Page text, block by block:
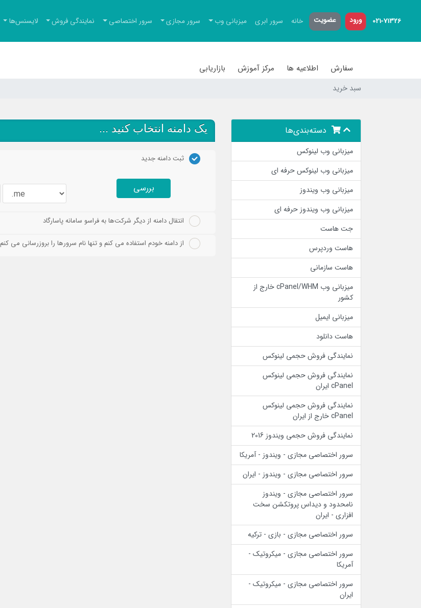
021-71326 ورود عضویت خانه سرور ابری میزبانی وب سرور مجازی سرور اختصاصی نمایندگی فروش لایسنس‌ها
سفارش اطلاعیه ها مرکز آموزش بازاریابی
سبد خرید
دسته‌بندی‌ها
میزبانی وب لینوکس
میزبانی وب لینوکس حرفه ای
میزبانی وب ویندوز
میزبانی وب ویندوز حرفه ای
جت هاست
هاست وردپرس
هاست سازمانی
میزبانی وب cPanel/WHM خارج از
کشور
میزبانی ایمیل
هاست دانلود
نمایندگی فروش حجمی لینوکس
نمایندگی فروش حجمی لینوکس
cPanel ایران
نمایندگی فروش حجمی لینوکس
cPanel خارج از ایران
نمایندگی فروش حجمی ویندوز 2016
سرور اختصاصی مجازی - ویندوز - آمریکا
سرور اختصاصی مجازی - ویندوز - ایران
سرور اختصاصی مجازی - ویندوز
نامحدود و دیداس پروتکشن سخت
افزاری - ایران
سرور اختصاصی مجازی - بازی - ترکیه
سرور اختصاصی مجازی - میکروتیک -
آمریکا
سرور اختصاصی مجازی - میکروتیک -
ایران
یک دامنه انتخاب کنید ...
ثبت دامنه جدید
بررسی
انتقال دامنه از دیگر شرکت‌ها به فراسو سامانه پاسارگاد
از دامنه خودم استفاده می کنم و تنها نام سرورها را بروزرسانی می کنم